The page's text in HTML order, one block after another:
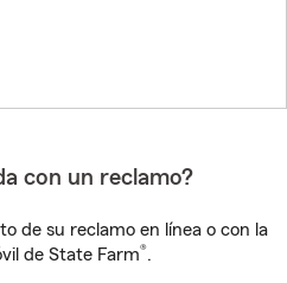
con un reclamo?
de su reclamo en línea o con la
de State Farm®.